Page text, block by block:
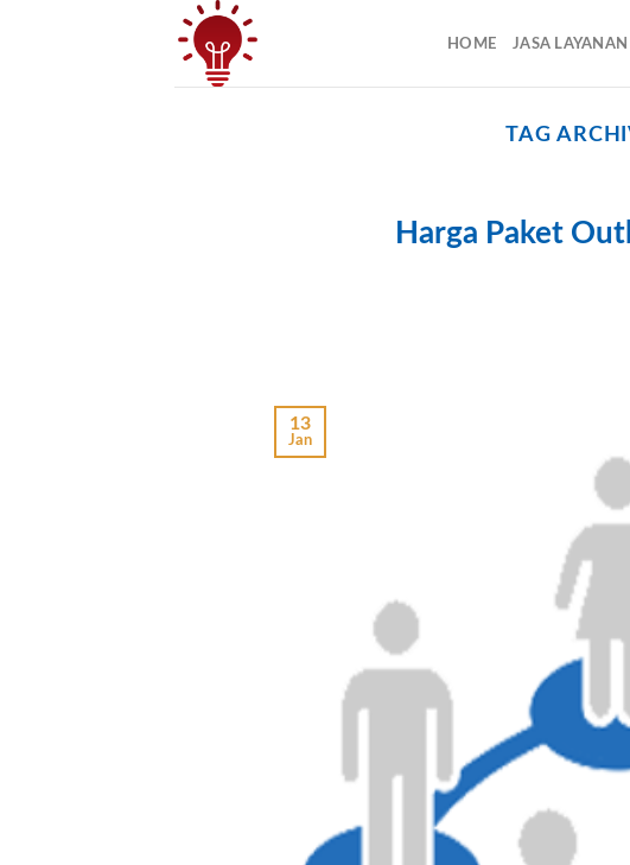
HOME JASA LAYANAN
TAG
Harga Paket
13
Jan